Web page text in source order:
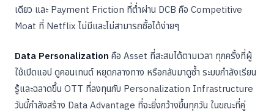
เดียว และ Payment Friction ที่ต่ำผ่าน DCB คือ Competitive
Moat ที่ Netflix ไม่มีและไม่สามารถซื้อได้ง่ายๆ
Data Personalization คือ Asset ที่สะสมได้ตามเวลา ทุกครั้งที่ผู้
ใช้เปิดแอป ดูคอนเทนต์ หยุดกลางทาง หรือกลับมาดูซ้ำ ระบบกำลังเรียน
รู้และฉลาดขึ้น OTT ที่ลงทุนกับ Personalization Infrastructure
วันนี้กำลังสร้าง Data Advantage ที่จะยิ่งกว้างขึ้นทุกวัน ในขณะที่คู่